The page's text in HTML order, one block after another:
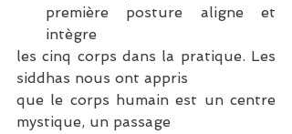
première posture aligne et
intègre
les cinq corps dans la pratique. Les
siddhas nous ont appris
que le corps humain est un centre
mystique, un passage